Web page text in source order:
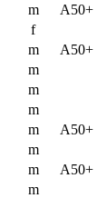
m Α50+
f
m Α50+
m
m
m
m Α50+
m
m Α50+
m